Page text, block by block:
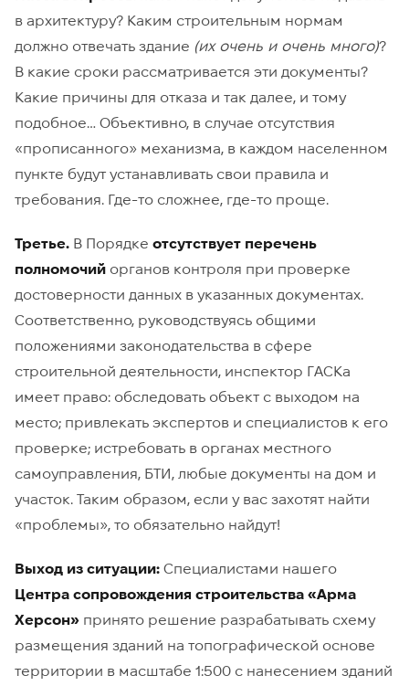
в архитектуру? Каким строительным нормам
должно отвечать здание (их очень и очень много)?
В какие сроки рассматривается эти документы?
Какие причины для отказа и так далее, и тому
подобное… Объективно, в случае отсутствия
«прописанного» механизма, в каждом населенном
пункте будут устанавливать свои правила и
требования. Где-то сложнее, где-то проще.
Третье. В Порядке отсутствует перечень
полномочий органов контроля при проверке
достоверности данных в указанных документах.
Соответственно, руководствуясь общими
положениями законодательства в сфере
строительной деятельности, инспектор ГАСКа
имеет право: обследовать объект с выходом на
место; привлекать экспертов и специалистов к его
проверке; истребовать в органах местного
самоуправления, БТИ, любые документы на дом и
участок. Таким образом, если у вас захотят найти
«проблемы», то обязательно найдут!
Выход из ситуации: Специалистами нашего
Центра сопровождения строительства «Арма
Херсон» принято решение разрабатывать схему
размещения зданий на топографической основе
территории в масштабе 1:500 с нанесением зданий